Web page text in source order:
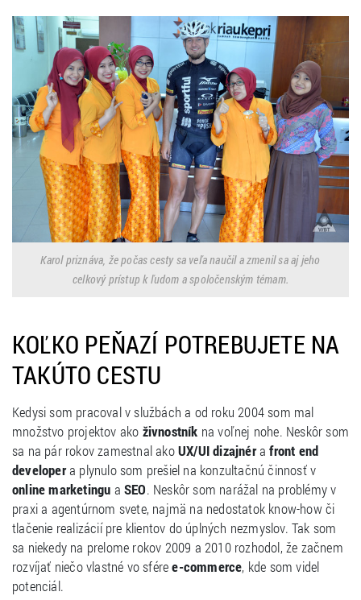
Karol priznáva, že počas cesty sa veľa naučil a zmenil sa aj jeho
celkový prístup k ľudom a spoločenským témam.
KOĽKO PEŇAZÍ POTREBUJETE NA
TAKÚTO CESTU
Kedysi som pracoval v službách a od roku 2004 som mal
množstvo projektov ako živnostník na voľnej nohe. Neskôr som
sa na pár rokov zamestnal akoUX/UI dizajnérafront end
developera plynulo som prešiel na konzultačnú činnosť v
online marketingu aSEO. Neskôr som narážal na problémy v
praxi a agentúrnom svete, najmä na nedostatok know-how či
tlačenie realizácií pre klientov do úplných nezmyslov. Tak som
sa niekedy na prelome rokov 2009 a 2010 rozhodol, že začnem
rozvíjať niečo vlastné vo sféree-commerce, kde som videl
potenciál.